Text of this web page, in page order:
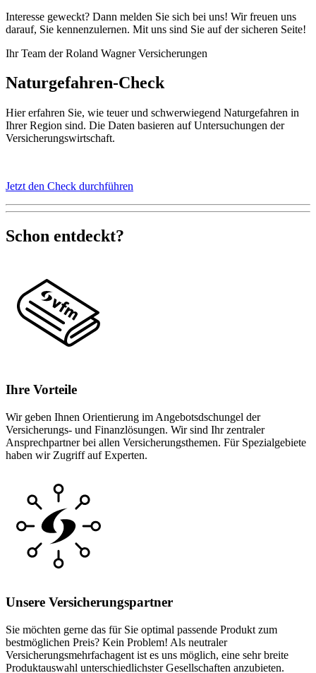
Interesse geweckt? Dann melden Sie sich bei uns! Wir freuen uns
darauf, Sie kennenzulernen. Mit uns sind Sie auf der sicheren Seite!
Ihr Team der Roland Wagner Versicherungen
Naturgefahren-Check
Hier erfahren Sie, wie teuer und schwerwiegend Naturgefahren in
Ihrer Region sind. Die Daten basieren auf Untersuchungen der
Versicherungswirtschaft.
Jetzt den Check durchführen
Schon entdeckt?
Ihre Vorteile
Wir geben Ihnen Orientierung im Angebotsdschungel der
Versicherungs- und Finanzlösungen. Wir sind Ihr zentraler
Ansprechpartner bei allen Versicherungsthemen. Für Spezialgebiete
haben wir Zugriff auf Experten.
Unsere Versicherungspartner
Sie möchten gerne das für Sie optimal passende Produkt zum
bestmöglichen Preis? Kein Problem! Als neutraler
Versicherungsmehrfachagent ist es uns möglich, eine sehr breite
Produktauswahl unterschiedlichster Gesellschaften anzubieten.